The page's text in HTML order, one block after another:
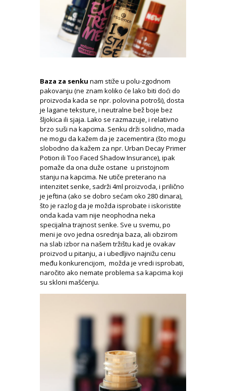
Baza za senku nam stiže u polu-zgodnom
pakovanju (ne znam koliko će lako biti doći do
proizvoda kada se npr. polovina potroši), dosta
je lagane teksture, i neutralne bež boje bez
šljokica ili sjaja. Lako se razmazuje, i relativno
brzo suši na kapcima. Senku drži solidno, mada
ne mogu da kažem da je zacementira (što mogu
slobodno da kažem za npr. Urban Decay Primer
Potion ili Too Faced Shadow Insurance), ipak
pomaže da ona duže ostane u pristojnom
stanju na kapcima. Ne utiče preterano na
intenzitet senke, sadrži 4ml proizvoda, i prilično
je jeftina (ako se dobro sećam oko 280 dinara),
što je razlog da je možda isprobate i iskoristite
onda kada vam nije neophodna neka
specijalna trajnost senke. Sve u svemu, po
meni je ovo jedna osrednja baza, ali obzirom
na slab izbor na našem tržištu kad je ovakav
proizvod u pitanju, a i ubedljivo najnižu cenu
među konkurencijom, možda je vredi isprobati,
naročito ako nemate problema sa kapcima koji
su skloni mašćenju.